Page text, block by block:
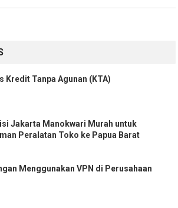
Kredit Tanpa Agunan (KTA)
Jakarta Manokwari Murah untuk
Peralatan Toko ke Papua Barat
Menggunakan VPN di Perusahaan